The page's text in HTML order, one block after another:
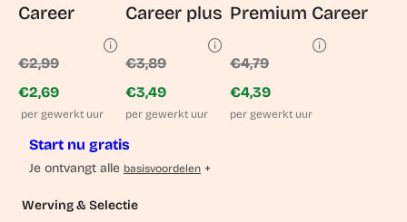
Career
€2,99
€2,69
per gewerkt uur
Career plus
€3,89
€3,49
per gewerkt uur
Premium Career
€4,79
€4,39
per gewerkt uur
Start nu gratis
Je ontvangt alle basisvoordelen +
Werving & Selectie